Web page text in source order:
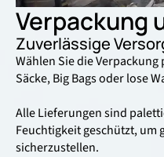
Verpackung
Zuverlässige
Wählen Sie die
Säcke, Big Bags oder lose
Alle Lieferungen sind
Feuchtigkeit geschützt,
sicherzustellen.